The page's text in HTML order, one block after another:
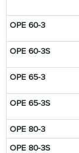
OPE 60-3
OPE 60-3S
OPE 65-3
OPE 65-3S
OPE 80-3
OPE 80-3S